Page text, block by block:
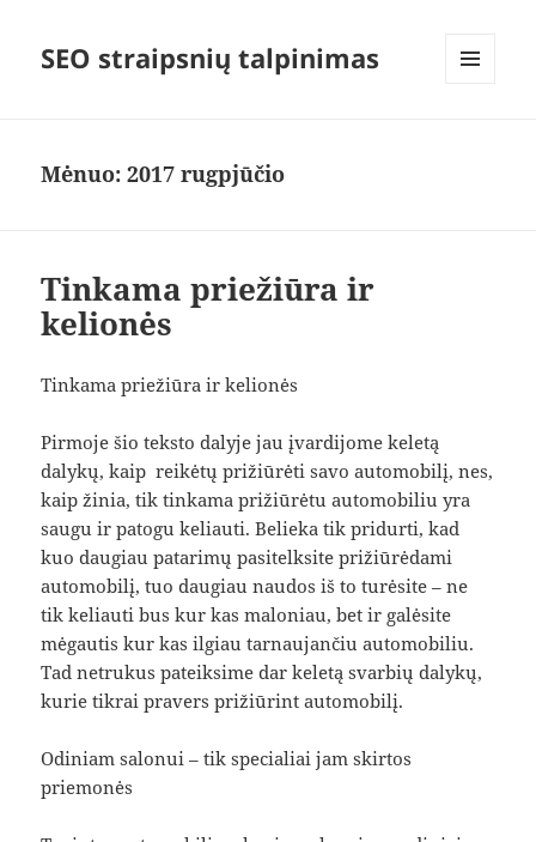
SEO straipsnių talpinimas
Mėnuo:2017 rugpjūčio
Tinkama priežiūra ir
kelionės
Tinkama priežiūra ir kelionės
Pirmoje šio teksto dalyje jau įvardijome keletą
dalykų, kaip reikėtų prižiūrėti savo automobilį, nes,
kaip žinia, tik tinkama prižiūrėtu automobiliu yra
saugu ir patogu keliauti. Belieka tik pridurti, kad
kuo daugiau patarimų pasitelksite prižiūrėdami
automobilį, tuo daugiau naudos iš to turėsite – ne
tik keliauti bus kur kas maloniau, bet ir galėsite
mėgautis kur kas ilgiau tarnaujančiu automobiliu.
Tad netrukus pateiksime dar keletą svarbių dalykų,
kurie tikrai pravers prižiūrint automobilį.
Odiniam salonui – tik specialiai jam skirtos
priemonės